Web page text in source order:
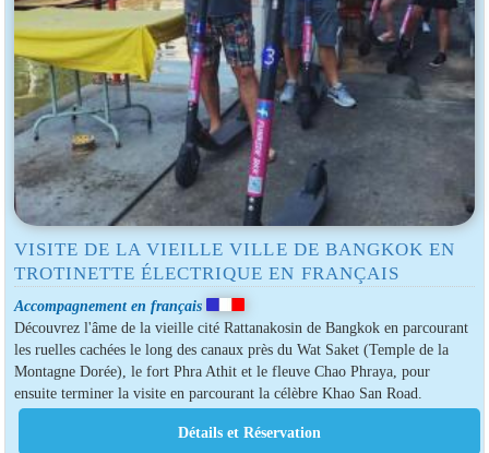
VISITE DE LA VIEILLE VILLE DE BANGKOK EN
TROTINETTE ÉLECTRIQUE EN FRANÇAIS
Accompagnement en français
Découvrez l'âme de la vieille cité Rattanakosin de Bangkok en parcourant
les ruelles cachées le long des canaux près du Wat Saket (Temple de la
Montagne Dorée), le fort Phra Athit et le fleuve Chao Phraya, pour
ensuite terminer la visite en parcourant la célèbre Khao San Road.